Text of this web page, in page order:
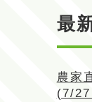
最
農家
(7/